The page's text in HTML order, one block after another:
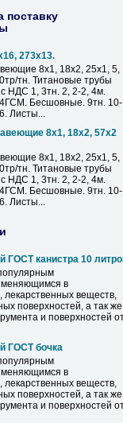
поставку
273х13.
8х1, 18х2, 25х1, 5,
тн. Титановые трубы
НДС 1, 3тн. 2, 2-2, 4м.
Бесшовные. 9тн. 10-
Листы...
8х1, 18х2, 57х2
8х1, 18х2, 25х1, 5,
тн. Титановые трубы
НДС 1, 3тн. 2, 2-2, 4м.
Бесшовные. 9тн. 10-
Листы...
ГОСТ канистра 10
в
лекарственных веществ,
поверхностей, а так же
и поверхностей
ГОСТ бочка
в
лекарственных веществ,
поверхностей, а так же
и поверхностей